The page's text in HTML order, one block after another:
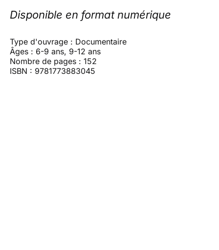
Disponible en format numérique
Type d'ouvrage : Documentaire
Âges : 6-9 ans, 9-12 ans
Nombre de pages : 152
ISBN : 9781773883045